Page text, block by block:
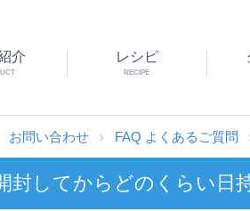
介 レシピ
RECIPE
お問い合わせ FAQ よくあるご質問
封してからどのくらい日